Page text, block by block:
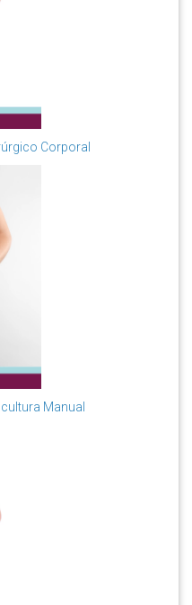
Corporal
Manual